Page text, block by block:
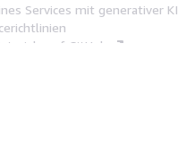
Services mit generativer KI
auf GitHub